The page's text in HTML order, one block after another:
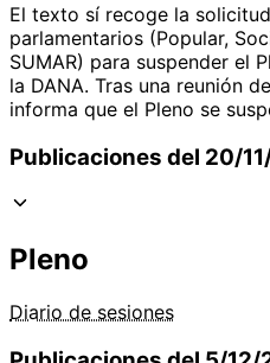
El texto sí recoge la
parlamentarios (Popular,
SUMAR) para suspender el
la DANA. Tras una reunión
informa que el Pleno se
Publicaciones del 20/
Pleno
Diario de sesiones